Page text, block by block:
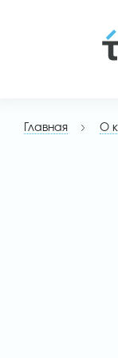
Главная О